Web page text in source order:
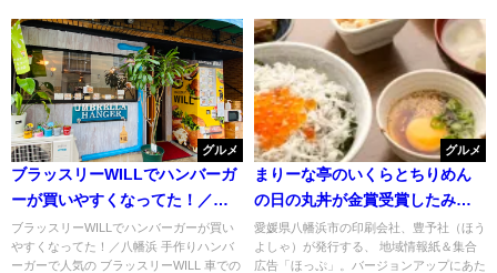
グルメ
ブラッスリーWILLでハンバーガ
ーが買いやすくなってた！／八
幡浜
ブラッスリーWILLでハンバーガーが買い
やすくなってた！／八幡浜 手作りハンバ
ーガーで人気の ブラッスリーWILL 車での
グルメ
まりーな亭のいくらとちりめん
の日の丸丼が金賞受賞したみた
い
愛媛県八幡浜市の印刷会社、豊予社（ほう
よしゃ）が発行する、 地域情報紙＆集合
広告「ほっぷ」。バージョンアップにあた